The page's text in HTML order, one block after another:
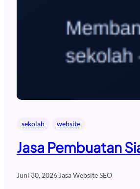
sekolah website
Jasa Pembuatan
Juni 30, 2026.Jasa Website SEO